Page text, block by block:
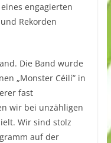
engagierten
Rekorden
Die Band wurde
„Monster Céilí” in
fast
wir bei unzähligen
Wir sind stolz
auf der